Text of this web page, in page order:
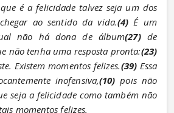
é a felicidade talvez seja um dos
ao sentido da vida.(4) É um
não há dona de álbum(27) de
não tenha uma resposta pronta:(23)
Existem momentos felizes.(39) Essa
inofensiva,(10) pois não
seja a felicidade como também não
momentos felizes.